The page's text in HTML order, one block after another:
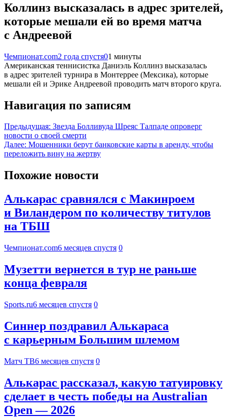
Коллинз высказалась в адрес зрителей,
которые мешали ей во время матча
с Андреевой
Чемпионат.com2 года спустя01 минуты
Американская теннисистка Даниэль Коллинз высказалась
в адрес зрителей турнира в Монтеррее (Мексика), которые
мешали ей и Эрике Андреевой проводить матч второго круга.
Навигация по записям
Предыдущая: Звезда Болливуда Шреяс Талпаде опроверг
новости о своей смерти
Далее: Мошенники берут банковские карты в аренду, чтобы
переложить вину на жертву
Похожие новости
Алькарас сравнялся с Макинроем
и Виландером по количеству титулов
на ТБШ
Чемпионат.com6 месяцев спустя 0
Музетти вернется в тур не раньше
конца февраля
Sports.ru6 месяцев спустя 0
Синнер поздравил Алькараса
с карьерным Большим шлемом
Матч ТВ6 месяцев спустя 0
Алькарас рассказал, какую татуировку
сделает в честь победы на Australian
Open — 2026